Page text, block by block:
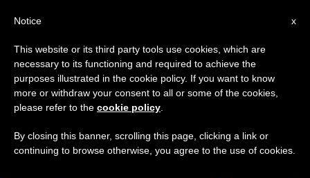
كنيسة محليّة
x
Notice
This website or its third party tools use cookies, which are
necessary to its functioning and required to achieve the
purposes illustrated in the cookie policy. If you want to know
more or withdraw your consent to all or some of the cookies,
please refer to the cookie policy
By closing this banner, scrolling this page, clicking a link or
continuing to browse otherwise, you agree to the use of cookies.